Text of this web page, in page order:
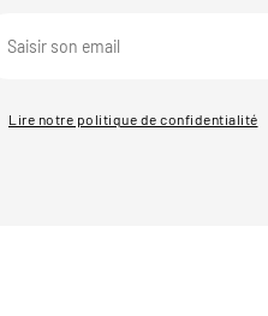
Lire notre politique de confidentialité